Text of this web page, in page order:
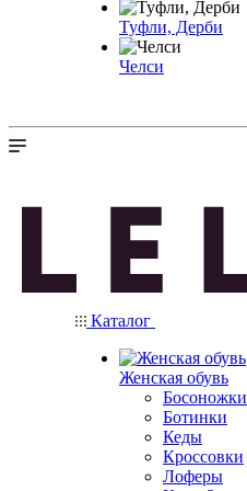
Туфли, Дерби
Челси
Каталог
Женская обувь
Босоножки
Ботинки
Кеды
Кроссовки
Лоферы